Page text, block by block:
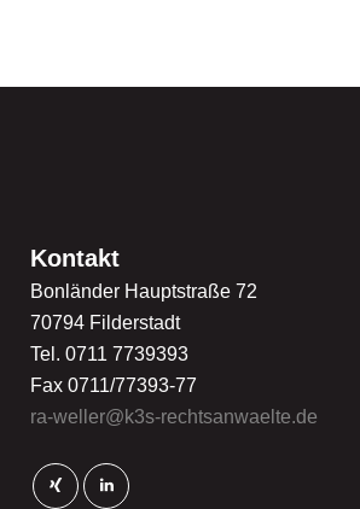
Kontakt
Bonländer Hauptstraße 72
70794 Filderstadt
Tel. 0711 7739393
Fax 0711/77393-77
ra-weller@k3s-rechtsanwaelte.de